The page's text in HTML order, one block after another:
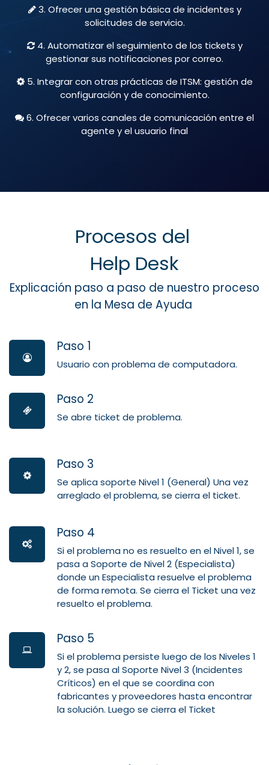
3. Ofrecer una gestión básica de incidentes y
solicitudes de servicio.
4. Automatizar el seguimiento de los tickets y
gestionar sus notificaciones por correo.
5. Integrar con otras prácticas de ITSM: gestión de
configuración y de conocimiento.
6. Ofrecer varios canales de comunicación entre el
agente y el usuario final
Procesos del
Help Desk
Explicación paso a paso de nuestro proceso
en la Mesa de Ayuda
Paso 1
Usuario con problema de computadora.
Paso 2
Se abre ticket de problema.
Paso 3
Se aplica soporte Nivel 1 (General) Una vez
arreglado el problema, se cierra el ticket.
Paso 4
Si el problema no es resuelto en el Nivel 1, se
pasa a Soporte de Nivel 2 (Especialista)
donde un Especialista resuelve el problema
de forma remota. Se cierra el Ticket una vez
resuelto el problema.
Paso 5
Si el problema persiste luego de los Niveles 1
y 2, se pasa al Soporte Nivel 3 (Incidentes
Críticos) en el que se coordina con
fabricantes y proveedores hasta encontrar
la solución. Luego se cierra el Ticket